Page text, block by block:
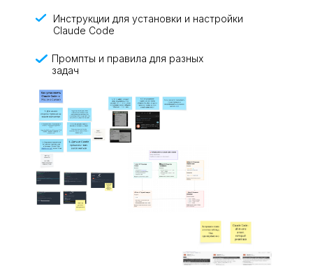
Промпты и правила для разных
задач
Инструкции для установки и настройки
Claude Code